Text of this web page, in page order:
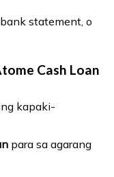
statement, o
Cash Loan
kapaki-
para sa agarang